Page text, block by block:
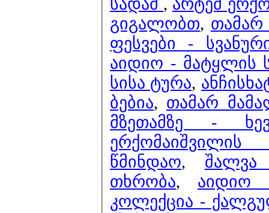
გიგალობთ, თამარ
ფესვები -
აიდიო - მატყლის
სისა ტურა,
ბებია, თამარ
მზეთამზე -
წმინდაო,
თხრობა, აიდიო
კოლექცია -